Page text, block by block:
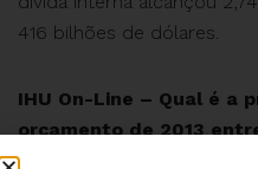
416 bilhões de dólares.
IHU On-Line – Qual é a
orçamento de 2013
da dívida e gastos com